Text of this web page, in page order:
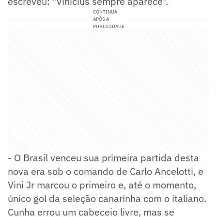
CONTINUA
APÓS A
PUBLICIDADE
- O Brasil venceu sua primeira partida desta
nova era sob o comando de Carlo Ancelotti, e
Vini Jr marcou o primeiro e, até o momento,
único gol da seleção canarinha com o italiano.
Cunha errou um cabeceio livre, mas se